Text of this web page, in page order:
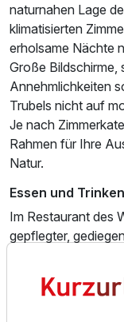
naturnahen Lage
klimatisierten
erholsame Nächte
Große Bildschirme,
Annehmlichkeiten
Trubels nicht auf
Je nach
Rahmen für Ihre
Natur.
Essen und Trinken
Im Restaurant des
gepflegter,
frischen
eigener Haltung.